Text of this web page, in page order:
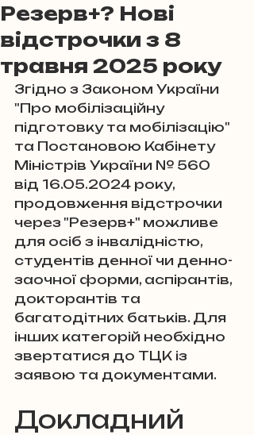
Резерв+? Нові
відстрочки з 8
травня 2025 року
Згідно з Законом України
"Про мобілізаційну
підготовку та мобілізацію"
та Постановою Кабінету
Міністрів України № 560
від 16.05.2024 року,
продовження відстрочки
через "Резерв+" можливе
для осіб з інвалідністю,
студентів денної чи денно-
заочної форми, аспірантів,
докторантів та
багатодітних батьків. Для
інших категорій необхідно
звертатися до ТЦК із
заявою та документами.
Докладний